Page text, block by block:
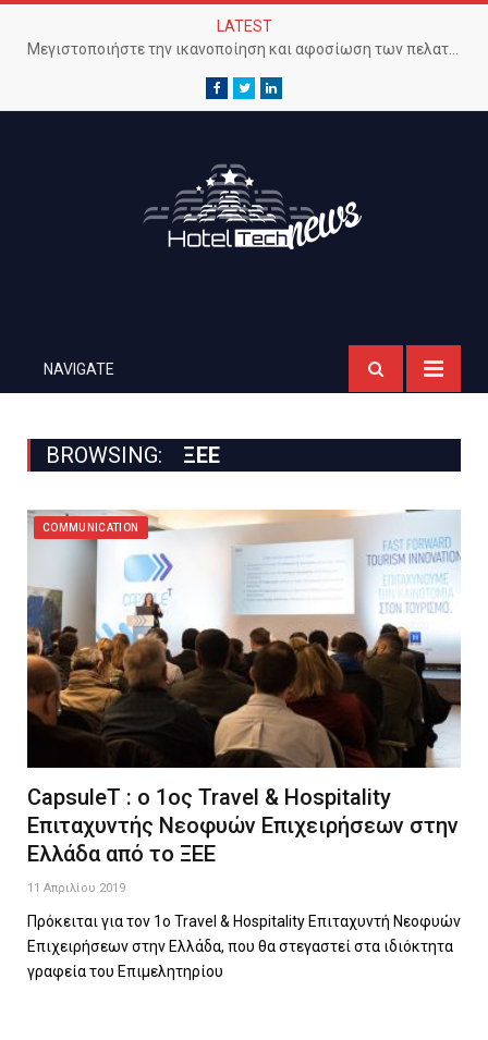
LATEST
Μεγιστοποιήστε την ικανοποίηση και αφοσίωση των πελατών με προηγμένο Wi-Fi δίκτυο
Facebook
TwitterLinkedIn
NAVIGATE
BROWSING: ΞΕΕ
COMMUNICATION
CapsuleT : ο 1ος Travel & Hospitality
Επιταχυντής Νεοφυών Επιχειρήσεων στην
Ελλάδα από το ΞΕΕ
11 Απριλίου 2019
Πρόκειται για τον 1ο Travel & Hospitality Επιταχυντή Νεοφυών
Επιχειρήσεων στην Ελλάδα, που θα στεγαστεί στα ιδιόκτητα
γραφεία του Επιμελητηρίου